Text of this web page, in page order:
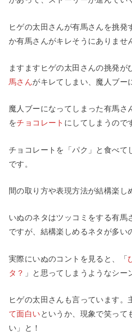
ヒゲの太田さんが有馬さんを挑発
か有馬さんがキレそうにありませ
ますますヒゲの太田さんの挑発が
馬さんがキレてしまい、魔人ブー
魔人ブーになってしまった有馬さ
をチョコレート にしてしまうので
チョコレートを「パク」と食べて
です。
間の取り方や表現方法が結構楽し
いぬのネタはツッコミをする有馬
ですが、結構楽しめるネタが多い
実際にいぬのコントを見ると、「
タ？
」と思ってしまうようなシー
ヒゲの太田さんも言っています。
て面白い というか、現象で笑って
い」と！